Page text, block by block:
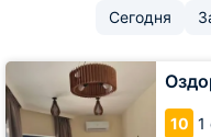
Сегодня
10 1
Оздоровительный
центр
Веда